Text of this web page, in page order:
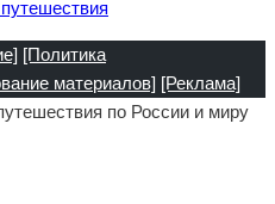
[Политика
материалов] [Реклама]
по России и миру